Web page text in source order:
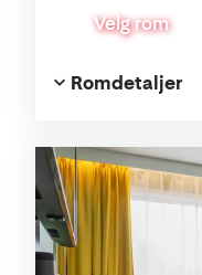
Velg rom
Romdetaljer